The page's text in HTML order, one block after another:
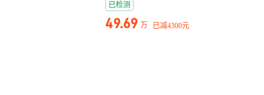
已检测
49.69 万 已减4300元